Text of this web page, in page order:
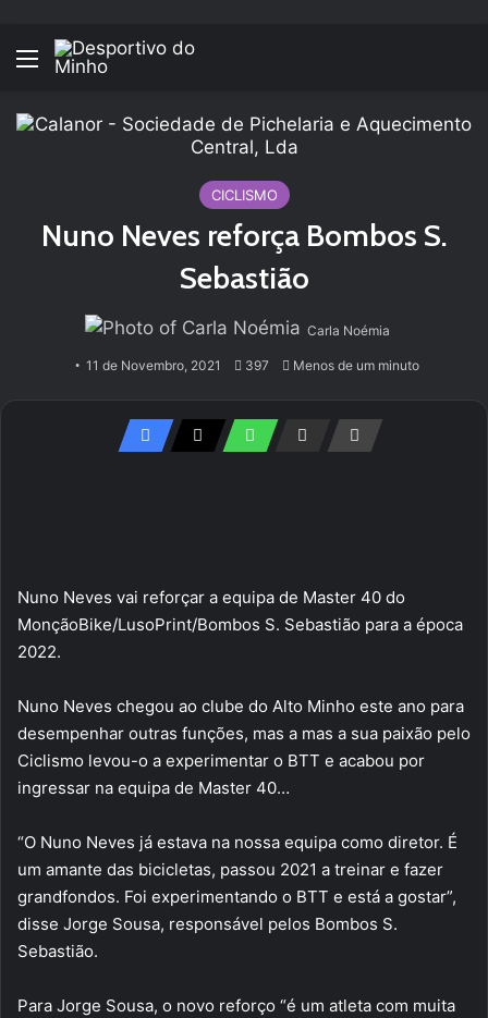
Menu
CICLISMO
Nuno Neves reforça Bombos S.
Sebastião
Carla Noémia
11 de Novembro, 2021 397 Menos de um minuto
Nuno Neves vai reforçar a equipa de Master 40 do
MonçãoBike/LusoPrint/Bombos S. Sebastião para a época
2022.
Nuno Neves chegou ao clube do Alto Minho este ano para
desempenhar outras funções, mas a mas a sua paixão pelo
Ciclismo levou-o a experimentar o BTT e acabou por
ingressar na equipa de Master 40…
“O Nuno Neves já estava na nossa equipa como diretor. É
um amante das bicicletas, passou 2021 a treinar e fazer
grandfondos. Foi experimentando o BTT e está a gostar”,
disse Jorge Sousa, responsável pelos Bombos S.
Sebastião.
Para Jorge Sousa, o novo reforço “é um atleta com muita